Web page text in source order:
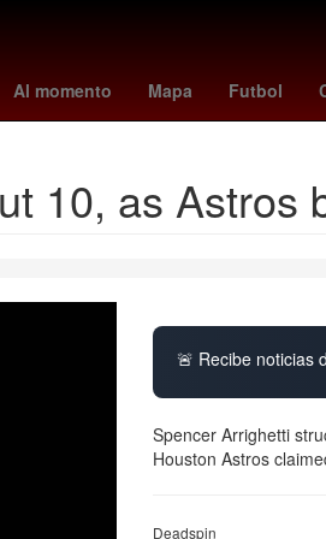
Al momento Mapa Futbol
vincular linea Aguascalientes
10, as Astros
🚨 Recibe noticias
Spencer Arrighetti
Houston Astros
Deadspin